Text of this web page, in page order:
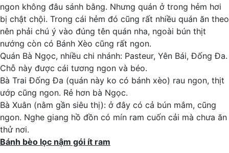
ngon không đâu sánh bằng. Nhưng quán ở trong hẻm hơi
bị chật chội. Trong cái hẻm đó cũng rất nhiều quán ăn theo
nên phải chú ý vào đúng tên quán nha, ngoài bún thịt
nướng còn có Bánh Xèo cũng rất ngon.
Quán Bà Ngọc, nhiều chi nhánh: Pasteur, Yên Bái, Đống Đa.
Chỗ này được cái tương ngon và béo.
Bà Trai Đống Đa (quán này ko có bánh xèo) rau ngon, thịt
ướp cũng ngon. Rẻ hơn bà Ngọc.
Bà Xuân (nằm gần siêu thị): ở đây có cả bún mắm, cũng
ngon. Nghe giang hồ đồn có mín ram cuốn cải mà chưa ăn
thử nơi.
Bánh bèo lọc nậm gói ít ram